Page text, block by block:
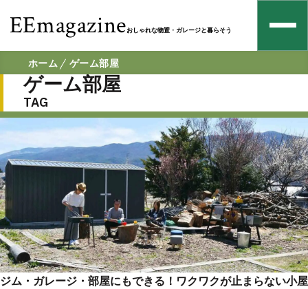
EEmagazineおしゃれな物置・ガレージと暮らそう
ホーム ゲーム部屋
ゲーム部屋
TAG
ジム・ガレージ・部屋にもできる！ワクワクが止まらない小屋